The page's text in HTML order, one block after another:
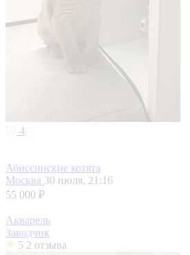
4
Абиссинские котята
Москва 30 июля, 21:16
55 000 ₽
Акварель
Заводчик
5 2 отзыва